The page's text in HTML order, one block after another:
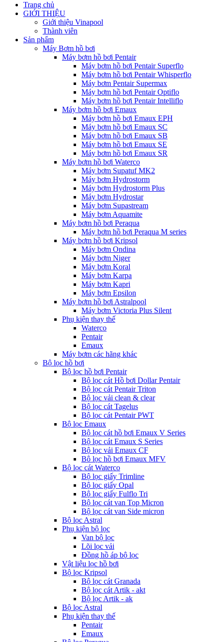
Trang chủ
GIỚI THIỆU
Giới thiệu Vinapool
Thành viên
Sản phẩm
Máy Bơm hồ bơi
Máy bơm hồ bơi Pentair
Máy bơm hồ bơi Pentair Superflo
Máy bơm hồ bơi Pentair Whisperflo
Máy bơm Pentair Supermax
Máy bơm hồ bơi Pentair Optiflo
Máy bơm hồ bơi Pentair Intelliflo
Máy bơm hồ bơi Emaux
Máy bơm hồ bơi Emaux EPH
Máy bơm hồ bơi Emaux SC
Máy bơm hồ bơi Emaux SB
Máy bơm hồ bơi Emaux SE
Máy bơm hồ bơi Emaux SR
Máy bơm hồ bơi Waterco
Máy bơm Supatuf MK2
Máy bơm Hydrostorm
Máy bơm Hydrostorm Plus
Máy bơm Hydrostar
Máy bơm Supastream
Máy bơm Aquamite
Máy bơm hồ bơi Peraqua
Máy bơm hồ bơi Peraqua M series
Máy bơm hồ bơi Kripsol
Máy bơm Ondina
Máy bơm Niger
Máy bơm Koral
Máy bơm Karpa
Máy bơm Kapri
Máy bơm Epsilon
Máy bơm hồ bơi Astralpool
Máy bơm Victoria Plus Silent
Phụ kiện thay thế
Waterco
Pentair
Emaux
Máy bơm các hãng khác
Bộ lọc hồ bơi
Bộ lọc hồ bơi Pentair
Bộ lọc cát Hồ bơi Dollar Pentair
Bộ lọc cát Pentair Triton
Bộ lọc vải clean & clear
Bộ lọc cát Tagelus
Bộ lọc cát Pentair PWT
Bộ lọc Emaux
Bộ lọc cát hồ bơi Emaux V Series
Bộ lọc cát Emaux S Series
Bộ lọc vải Emaux CF
Bô lọc hồ bơi Emaux MFV
Bộ lọc cát Waterco
Bộ lọc giấy Trimline
Bộ lọc giấy Opal
Bộ lọc giấy Fulflo Tri
Bộ lọc cát van Top Micron
Bộ lọc cát van Side micron
Bộ lọc Astral
Phụ kiện bộ lọc
Van bộ lọc
Lõi lọc vải
Đồng hồ áp bộ lọc
Vật liệu lọc hồ bơi
Bộ lọc Kripsol
Bộ lọc cát Granada
Bộ lọc cát Artik - akt
Bộ lọc Artik - ak
Bộ lọc Astral
Phụ kiện thay thế
Pentair
Emaux